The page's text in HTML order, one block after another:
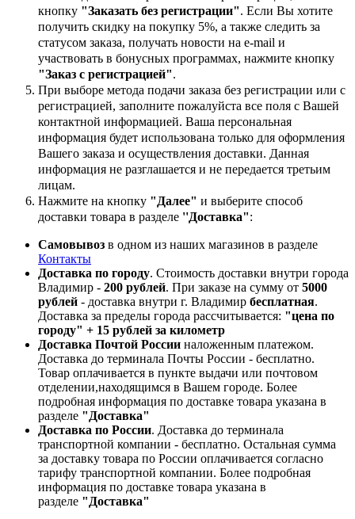
кнопку "Заказать без регистрации". Если Вы хотите
получить скидку на покупку 5%, а также следить за
статусом заказа, получать новости на e-mail и
участвовать в бонусных программах, нажмите кнопку
"Заказ с регистрацией".
При выборе метода подачи заказа без регистрации или с
регистрацией, заполните пожалуйста все поля с Вашей
контактной информацией. Ваша персональная
информация будет использована только для оформления
Вашего заказа и осуществления доставки. Данная
информация не разглашается и не передается третьим
лицам.
Нажмите на кнопку "Далее" и выберите способ
доставки товара в разделе ''Доставка":
Самовывоз в одном из наших магазинов в разделе
Контакты
Доставка по городу. Стоимость доставки внутри города
Владимир - 200 рублей. При заказе на сумму от 5000
рублей - доставка внутри г. Владимир бесплатная.
Доставка за пределы города рассчитывается: "цена по
городу" + 15 рублей за километр
Доставка Почтой России наложенным платежом.
Доставка до терминала Почты России - бесплатно.
Товар оплачивается в пункте выдачи или почтовом
отделении,находящимся в Вашем городе. Более
подробная информация по доставке товара указана в
разделе "Доставка"
Доставка по России. Доставка до терминала
транспортной компании - бесплатно. Остальная сумма
за доставку товара по России оплачивается согласно
тарифу транспортной компании. Более подробная
информация по доставке товара указана в
разделе "Доставка"